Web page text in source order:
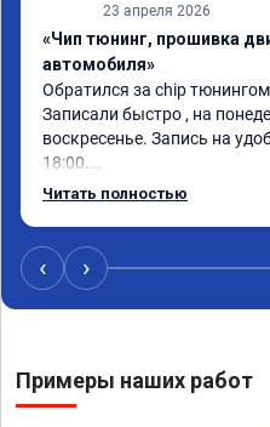
23 апреля 2026
«Чип тюнинг, прошивка
автомобиля»
Обратился за chip
Записали быстро , на
воскресенье. Запись на
18:00.
Работу выполнили за 30
Читать полностью
‹ ›
Примеры наших работ